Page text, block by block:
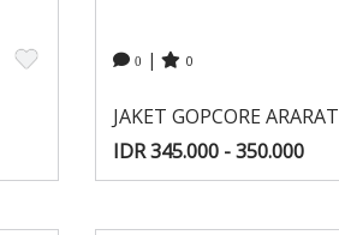
0 | 0
JAKET GOPCORE ARARAT
IDR 345.000 - 350.000